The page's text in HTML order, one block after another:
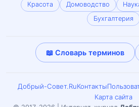
Красота
Домоводство
Бухгалтерия
📖 Словарь терминов
Добрый-Совет.RuКонтакты
Карта сайта